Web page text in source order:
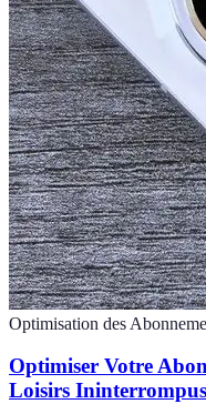
Optimisation des
Optimiser Votre
Loisirs Ininterrompus